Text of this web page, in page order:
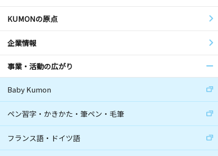
KUMONの原点
企業情報
事業・活動の広がり
Baby Kumon
ペン習字・かきかた・筆ペン・毛筆
フランス語・ドイツ語